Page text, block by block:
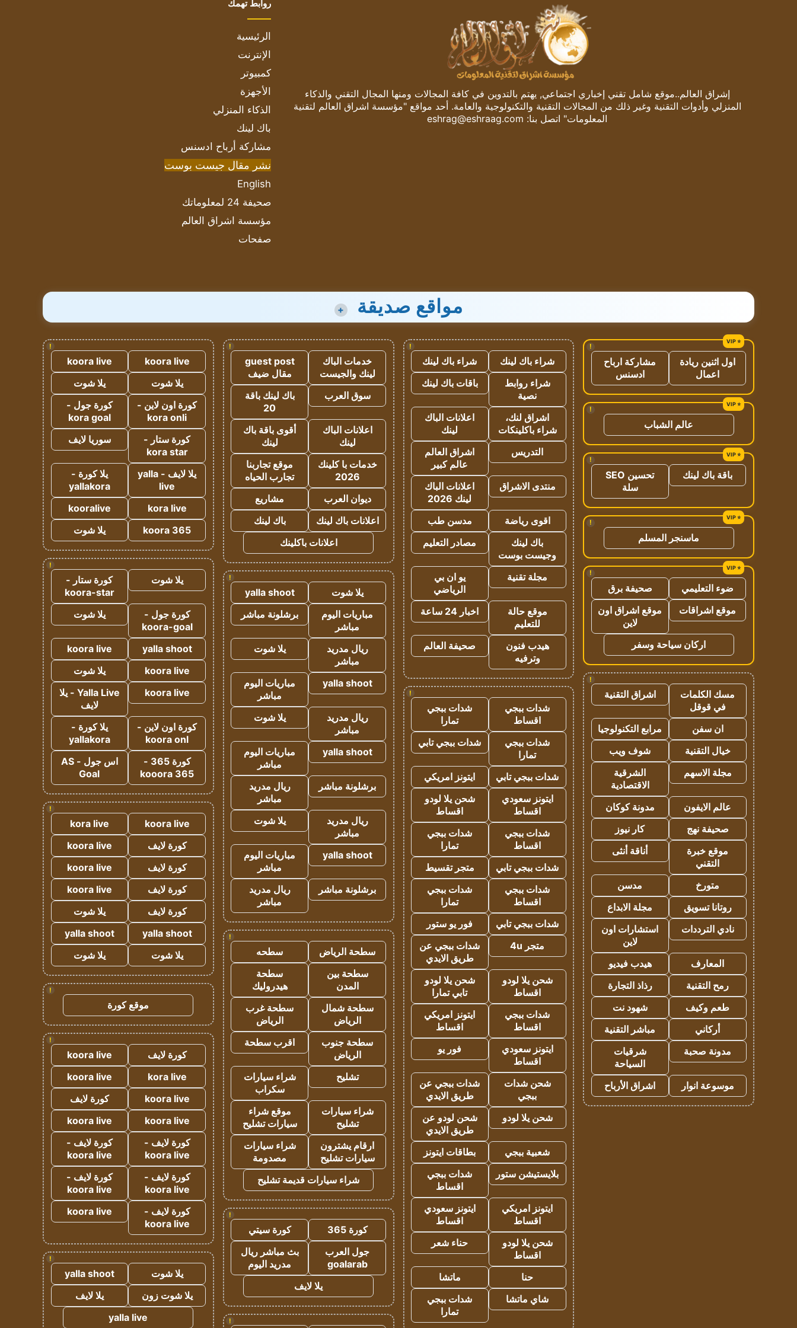
إشراق العالم..موقع شامل تقني إخباري اجتماعي, يهتم بالتدوين في كافة المجالات ومنها المجال التقني والذكاء
المنزلي وأدوات التقنية وغير ذلك من المجالات التقنية والتكنولوجية والعامة. أحد مواقع "مؤسسة اشراق العالم لتقنية
المعلومات" اتصل بنا: eshrag@eshraag.com
روابط تهمك
الرئيسية
الإنترنت
كمبيوتر
الأجهزة
الذكاء المنزلي
باك لينك
مشاركة أرباح ادسنس
نشر مقال جيست بوست
English
صحيفة 24 لمعلوماتك
مؤسسة اشراق العالم
صفحات
مواقع صديقة +
!
اول اثنين ريادة
اعمال
مشاركة ارباح
ادسنس
!
عالم الشباب
!
باقة باك لينك
تحسين SEO
سلة
!
ماسنجر المسلم
!
ضوء التعليمي
صحيفة برق
موقع اشراقات
موقع اشراق اون
لاين
اركان سياحة وسفر
!
مسك الكلمات
في قوقل
اشراق التقنية
ان سفن
مرابع التكنولوجيا
خيال التقنية
شوف ويب
مجلة الاسهم
الشرقية
الاقتصادية
عالم الايفون
مدونة كوكان
صحيفة نهج
كار نيوز
موقع خبرة
التقني
أناقة أنثى
متورخ
مدسن
روتانا تسويق
مجلة الابداع
نادي الترددات
استشارات اون
لاين
المعارف
هيدب فيديو
رمح التقنية
رذاذ التجارة
طعم وكيف
شهود نت
أركاني
مباشر التقنية
مدونة صحبة
شرقيات
السياحة
موسوعة انوار
اشراق الأرباح
!
شراء باك لينك
شراء باك لينك
شراء روابط
نصية
باقات باك لينك
اشراق لنك،
شراء باكلينكات
اعلانات الباك
لينك
التدريس
اشراق العالم
عالم كبير
منتدى الاشراق
اعلانات الباك
لينك 2026
اقوى رياضة
مدسن طب
باك لينك
وجيست بوست
مصادر التعليم
مجلة تقنية
يو ان بي
الرياضي
موقع حالة
للتعليم
اخبار 24 ساعة
هيدب فنون
وترفيه
صحيفة العالم
!
شدات ببجي
اقساط
شدات ببجي
تمارا
شدات ببجي
تمارا
شدات ببجي تابي
شدات ببجي تابي
ايتونز امريكي
ايتونز سعودي
اقساط
شحن يلا لودو
اقساط
شدات ببجي
اقساط
شدات ببجي
تمارا
شدات ببجي تابي
متجر تقسيط
شدات ببجي
اقساط
شدات ببجي
تمارا
شدات ببجي تابي
فور يو ستور
متجر 4u
شدات ببجي عن
طريق الايدي
شحن يلا لودو
اقساط
شحن يلا لودو
تابي تمارا
شدات ببجي
اقساط
ايتونز امريكي
اقساط
ايتونز سعودي
اقساط
فور يو
شحن شدات
ببجي
شدات ببجي عن
طريق الايدي
شحن يلا لودو
شحن لودو عن
طريق الايدي
شعبية ببجي
بطاقات ايتونز
بلايستيشن ستور
شدات ببجي
اقساط
ايتونز امريكي
اقساط
ايتونز سعودي
اقساط
شحن يلا لودو
اقساط
حناء شعر
حنا
ماتشا
شاي ماتشا
شدات ببجي
تمارا
!
خدمات الباك
لينك والجيست
guest post
مقال ضيف
سوق العرب
باك لينك باقة
20
اعلانات الباك
لينك
أقوى باقة باك
لينك
خدمات با كلينك
2026
موقع تجاربنا
تجارب الحياه
ديوان العرب
مشاريع
اعلانات باك لينك
باك لينك
اعلانات باكلينك
!
يلا شوت
yalla shoot
مباريات اليوم
مباشر
برشلونة مباشر
ريال مدريد
مباشر
يلا شوت
yalla shoot
مباريات اليوم
مباشر
ريال مدريد
مباشر
يلا شوت
yalla shoot
مباريات اليوم
مباشر
برشلونة مباشر
ريال مدريد
مباشر
ريال مدريد
مباشر
يلا شوت
yalla shoot
مباريات اليوم
مباشر
برشلونة مباشر
ريال مدريد
مباشر
!
سطحة الرياض
سطحه
سطحة بين
المدن
سطحة
هيدروليك
سطحة شمال
الرياض
سطحة غرب
الرياض
سطحة جنوب
الرياض
اقرب سطحة
تشليح
شراء سيارات
سكراب
شراء سيارات
تشليح
موقع شراء
سيارات تشليح
ارقام يشترون
سيارات تشليح
شراء سيارات
مصدومة
شراء سيارات قديمة تشليح
!
كورة 365
كورة سيتي
جول العرب
goalarab
بث مباشر ريال
مدريد اليوم
يلا لايف
!
!
koora live
koora live
يلا شوت
يلا شوت
كورة اون لاين -
kora onli
كورة جول -
kora goal
كورة ستار -
kora star
سوريا لايف
يلا لايف - yalla
live
يلا كورة -
yallakora
kora live
kooralive
koora 365
يلا شوت
!
يلا شوت
كورة ستار -
koora-star
كورة جول -
koora-goal
يلا شوت
yalla shoot
koora live
koora live
يلا شوت
koora live
Yalla Live - يلا
لايف
كورة اون لاين -
koora onl
يلا كورة -
yallakora
كورة 365 -
kooora 365
اس جول - AS
Goal
!
koora live
kora live
كورة لايف
koora live
كورة لايف
koora live
كورة لايف
koora live
كورة لايف
يلا شوت
yalla shoot
yalla shoot
يلا شوت
يلا شوت
!
موقع كورة
!
كورة لايف
koora live
kora live
koora live
koora live
كورة لايف
koora live
koora live
كورة لايف -
koora live
كورة لايف -
koora live
كورة لايف -
koora live
كورة لايف -
koora live
كورة لايف -
koora live
koora live
!
يلا شوت
yalla shoot
يلا شوت زون
يلا لايف
yalla live